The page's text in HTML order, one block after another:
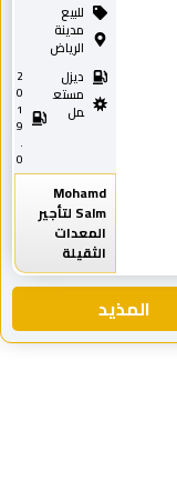
المذيد
للبيع
مدينة
الرياض
ديزل
مستع
مل
2
0
1
9
.
0
Mohamd
Salm لتأجير
المعدات
الثقيلة